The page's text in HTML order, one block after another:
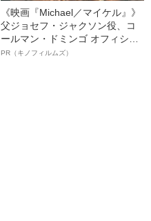
《映画『Michael／マイケル』》
父ジョセフ・ジャクソン役、コ
ールマン・ドミンゴ オフィシャ
ルインタビュー“観客を魅了した
PR（キノフィルムズ）